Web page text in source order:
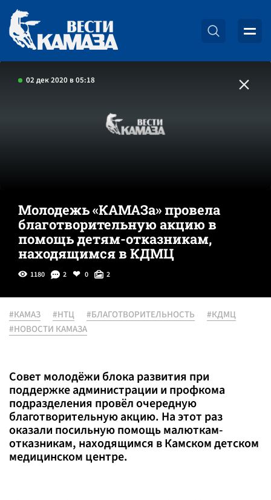
02 дек 2020 в 05:18
Молодежь «КАМАЗа» провела
благотворительную акцию в
помощь детям-отказникам,
находящимся в КДМЦ
1180 2 0 2
#КАМАЗ #НТЦ #БЛАГОТВОРИТЕЛЬНОСТЬ
#КДМЦ
#НОВОСТИ КАМАЗА
Совет молодёжи блока развития при
поддержке администрации и профкома
подразделения провёл очередную
благотворительную акцию. На этот раз
оказали посильную помощь малюткам-
отказникам, находящимся в Камском детском
медицинском центре.